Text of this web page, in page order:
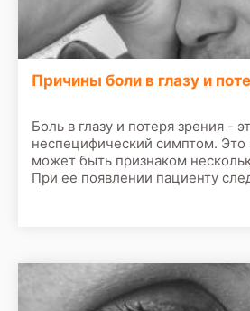
Причины боли в глазу и
Боль в глазу и потеря зрения -
неспецифический симптом. Это
может быть признаком
При ее появлении пациенту
осмотра врач назначит